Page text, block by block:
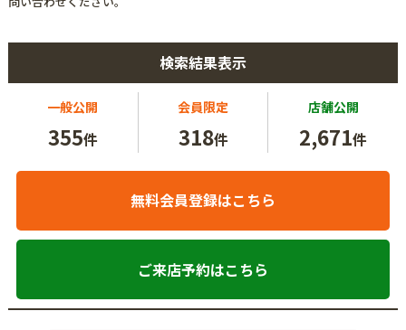
検索結果表示
一般公開
355件
会員限定
318件
店舗公開
2,671件
無料会員登録はこちら
ご来店予約はこちら